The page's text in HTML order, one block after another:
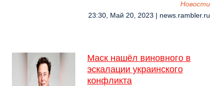
Новости
23:30, Май 20, 2023 | news.rambler.ru
Маск нашёл виновного в
эскалации украинского
конфликта